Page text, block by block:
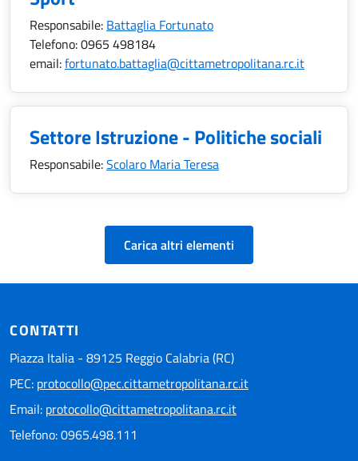
Responsabile: Battaglia Fortunato
Telefono:0965 498184
email:fortunato.battaglia@cittametropolitana.rc.it
Settore Istruzione - Politiche sociali
Responsabile:Scolaro Maria Teresa
Carica altri elementi
CONTATTI
Piazza Italia - 89125 Reggio Calabria (RC)
PEC: protocollo@pec.cittametropolitana.rc.it
Email: protocollo@cittametropolitana.rc.it
Telefono: 0965.498.111